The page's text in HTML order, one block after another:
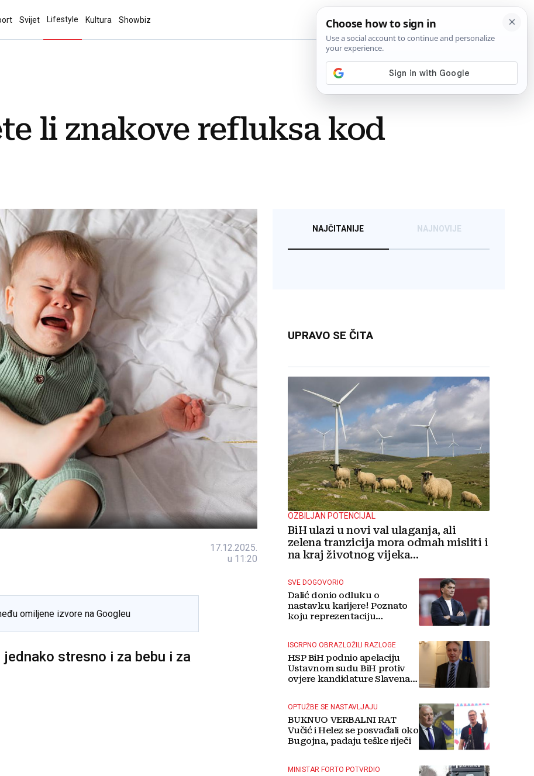
Svijet Lifestyle Kultura Showbiz
li znakove refluksa kod
17.12.2025.
u 11:20
omiljene izvore na Googleu
stresno i za bebu i za
NAJČITANIJE NAJNOVIJE
UPRAVO SE ČITA
OZBILJAN POTENCIJAL
BiH ulazi u novi val ulaganja, ali
zelena tranzicija mora odmah misliti i
na kraj životnog vijeka
SVE DOGOVORIO
Dalić donio odluku o
nastavku karijere! Poznato
koju reprezentaciju
ISCRPNO OBRAZLOŽILI RAZLOGE
HSP BiH podnio apelaciju
Ustavnom sudu BiH protiv
ovjere kandidature Slavena
OPTUŽBE SE NASTAVLJAJU
BUKNUO VERBALNI RAT
Vučić i Helez se posvađali oko
Bugojna, padaju teške riječi
MINISTAR FORTO POTVRDIO